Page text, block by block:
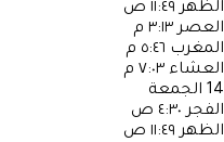
الظهر ١١:٤٩ ص
العصر ٣:١٣ م
المغرب ٥:٤٦ م
العشاء ٧:٠٣ م
14 الجمعة
الفجر ٤:٣٠ ص
الظهر ١١:٤٩ ص